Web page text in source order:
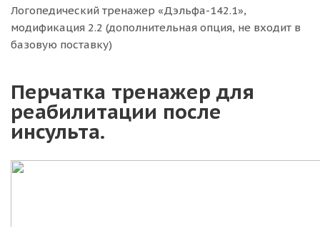
Логопедический тренажер «Дэльфа-142.1»,
модификация 2.2 (дополнительная опция, не входит в
базовую поставку)
Перчатка тренажер для
реабилитации после
инсульта.